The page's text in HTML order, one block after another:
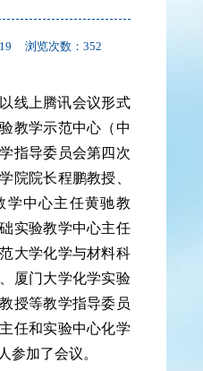
浏览次数：352
线上腾讯会议形式
教学示范中心（中
指导委员会第四次
院院长程鹏教授、
学中心主任黄驰教
实验教学中心主任
大学化学与材料科
厦门大学化学实验
授等教学指导委员
任和实验中心化学
参加了会议。